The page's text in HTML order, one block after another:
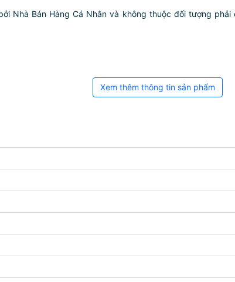
Nhà Bán Hàng Cá Nhân và không thuộc đối tượng
Xem thêm thông tin sản phẩm